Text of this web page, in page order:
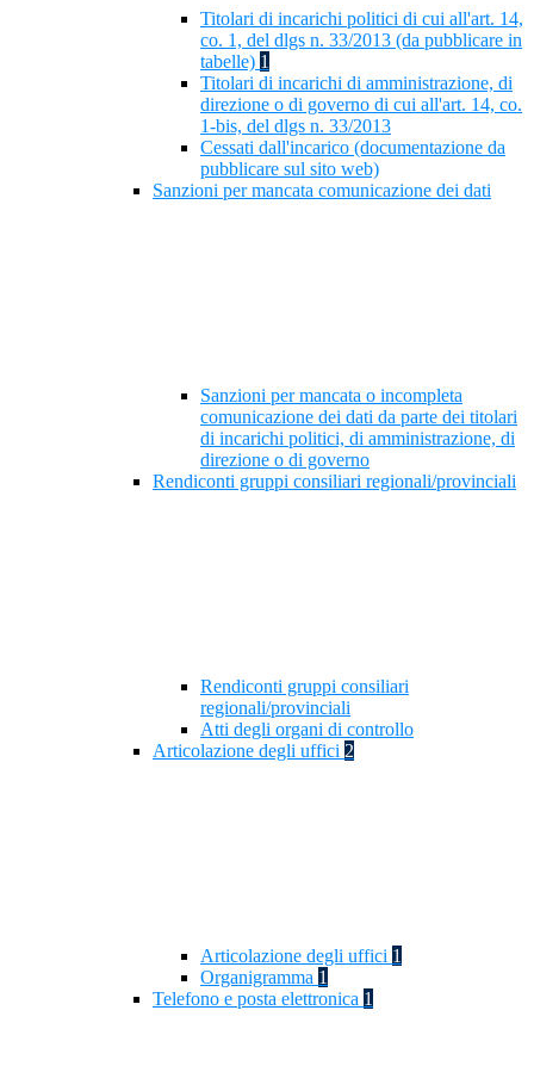
Titolari di incarichi politici di cui all'art. 14,
co. 1, del dlgs n. 33/2013 (da pubblicare in
tabelle) 1
Titolari di incarichi di amministrazione, di
direzione o di governo di cui all'art. 14, co.
1-bis, del dlgs n. 33/2013
Cessati dall'incarico (documentazione da
pubblicare sul sito web)
Sanzioni per mancata comunicazione dei dati
Sanzioni per mancata o incompleta
comunicazione dei dati da parte dei titolari
di incarichi politici, di amministrazione, di
direzione o di governo
Rendiconti gruppi consiliari regionali/provinciali
Rendiconti gruppi consiliari
regionali/provinciali
Atti degli organi di controllo
Articolazione degli uffici 2
Articolazione degli uffici 1
Organigramma 1
Telefono e posta elettronica 1